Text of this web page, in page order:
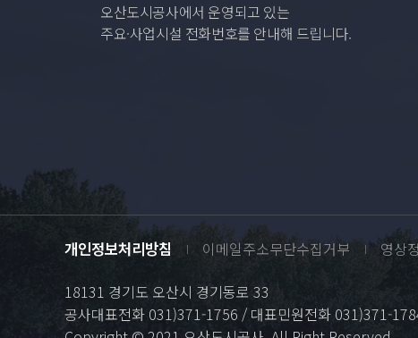
오산도시공사에서 운영되고 있는
주요·사업시설 전화번호를 안내해 드립니다.
개인정보처리방침 이메일주소무단수집거부 영상
18131 경기도 오산시 경기동로 33
공사대표전화 031)371-1756 / 대표민원전화 031)371-